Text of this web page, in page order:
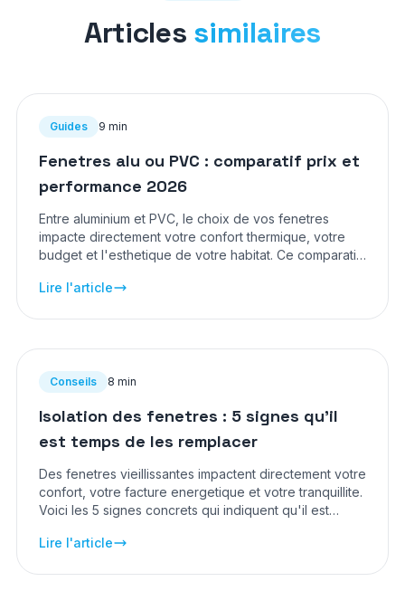
Articles similaires
Guides 9 min
Fenetres alu ou PVC : comparatif prix et
performance 2026
Entre aluminium et PVC, le choix de vos fenetres
impacte directement votre confort thermique, votre
budget et l'esthetique de votre habitat. Ce comparatif
prix actualises en 2026 et des performances reelles
Lire l'article
Conseils 8 min
Isolation des fenetres : 5 signes qu'il
est temps de les remplacer
Des fenetres vieillissantes impactent directement votre
confort, votre facture energetique et votre tranquillite.
Voici les 5 signes concrets qui indiquent qu'il est
performantes.
Lire l'article